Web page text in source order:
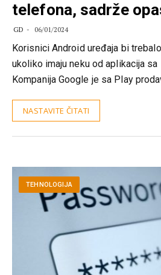
telefona, sadrže
GD 06/01/2024
Korisnici Android uređaja bi
ukoliko imaju neku od aplikacija
Kompanija Google je sa Play
NASTAVITE ČITATI
TEHNOLOGIJA